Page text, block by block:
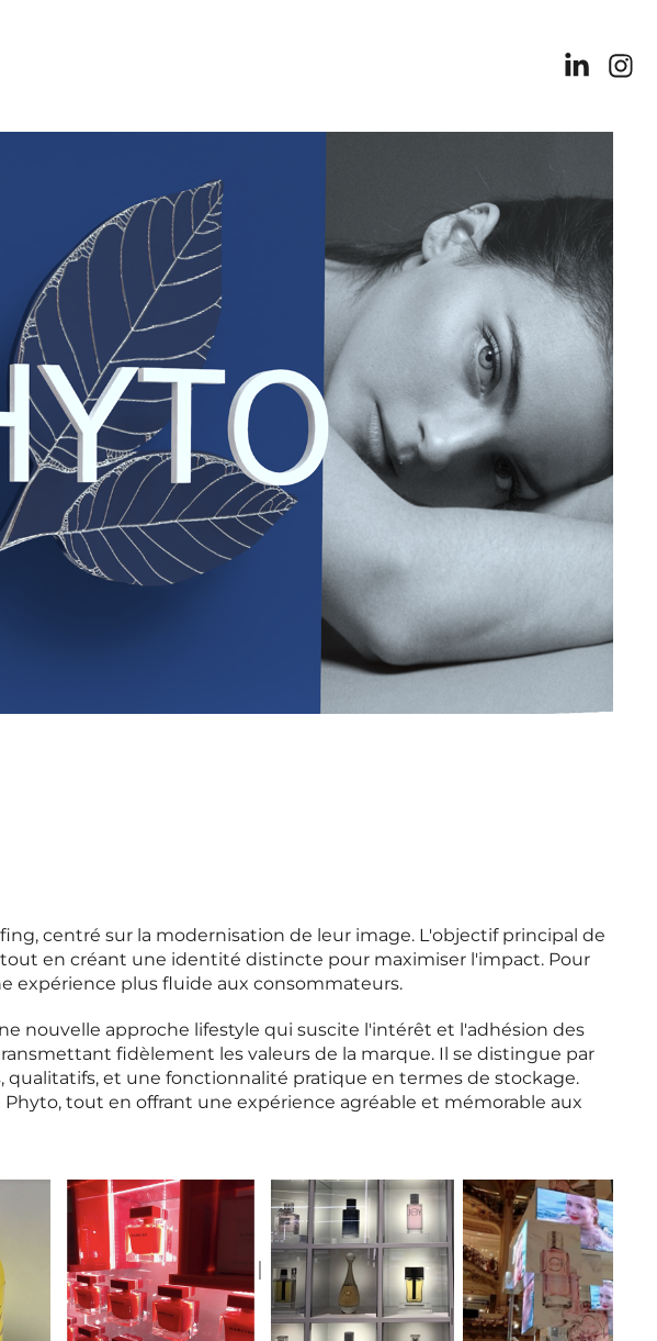
centré sur la modernisation de leur image. L'objectif principal de
en créant une identité distincte pour maximiser l'impact. Pour
expérience plus fluide aux consommateurs.
nouvelle approche lifestyle qui suscite l'intérêt et l'adhésion des
fidèlement les valeurs de la marque. Il se distingue par
et une fonctionnalité pratique en termes de stockage.
tout en offrant une expérience agréable et mémorable aux